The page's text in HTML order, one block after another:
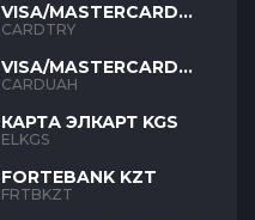
VISA/MASTERCARD
TYR
CARDTRY
VISA/MASTERCARD
UAH
CARDUAH
КАРТА ЭЛКАРТ KGS
ELKGS
FORTEBANK KZT
FRTBKZT